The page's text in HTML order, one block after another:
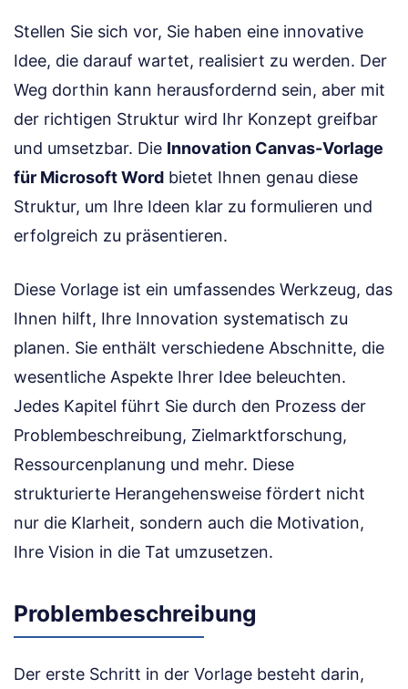
Stellen Sie sich vor, Sie haben eine innovative
Idee, die darauf wartet, realisiert zu werden. Der
Weg dorthin kann herausfordernd sein, aber mit
der richtigen Struktur wird Ihr Konzept greifbar
und umsetzbar. Die Innovation Canvas-Vorlage
für Microsoft Word bietet Ihnen genau diese
Struktur, um Ihre Ideen klar zu formulieren und
erfolgreich zu präsentieren.
Diese Vorlage ist ein umfassendes Werkzeug, das
Ihnen hilft, Ihre Innovation systematisch zu
planen. Sie enthält verschiedene Abschnitte, die
wesentliche Aspekte Ihrer Idee beleuchten.
Jedes Kapitel führt Sie durch den Prozess der
Problembeschreibung, Zielmarktforschung,
Ressourcenplanung und mehr. Diese
strukturierte Herangehensweise fördert nicht
nur die Klarheit, sondern auch die Motivation,
Ihre Vision in die Tat umzusetzen.
Problembeschreibung
Der erste Schritt in der Vorlage besteht darin,